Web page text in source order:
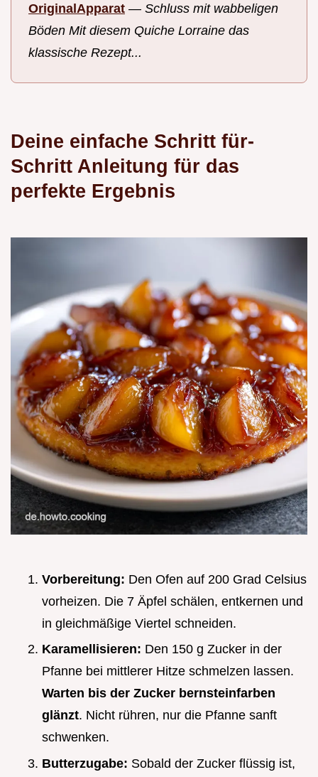
OriginalApparat — Schluss mit wabbeligen
Böden Mit diesem Quiche Lorraine das
klassische Rezept...
Deine einfache Schritt für-
Schritt Anleitung für das
perfekte Ergebnis
Vorbereitung: Den Ofen auf 200 Grad Celsius
vorheizen. Die 7 Äpfel schälen, entkernen und
in gleichmäßige Viertel schneiden.
Karamellisieren: Den 150 g Zucker in der
Pfanne bei mittlerer Hitze schmelzen lassen.
Warten bis der Zucker bernsteinfarben
glänzt. Nicht rühren, nur die Pfanne sanft
schwenken.
Butterzugabe: Sobald der Zucker flüssig ist,